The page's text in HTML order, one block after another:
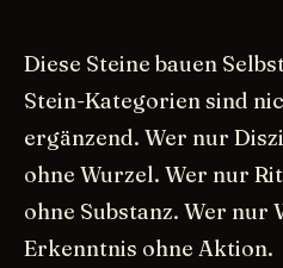
Diese Steine bauen
Stein-Kategorien sind
ergänzend. Wer nur
ohne Wurzel. Wer nur
ohne Substanz. Wer nur
Erkenntnis ohne Aktion.